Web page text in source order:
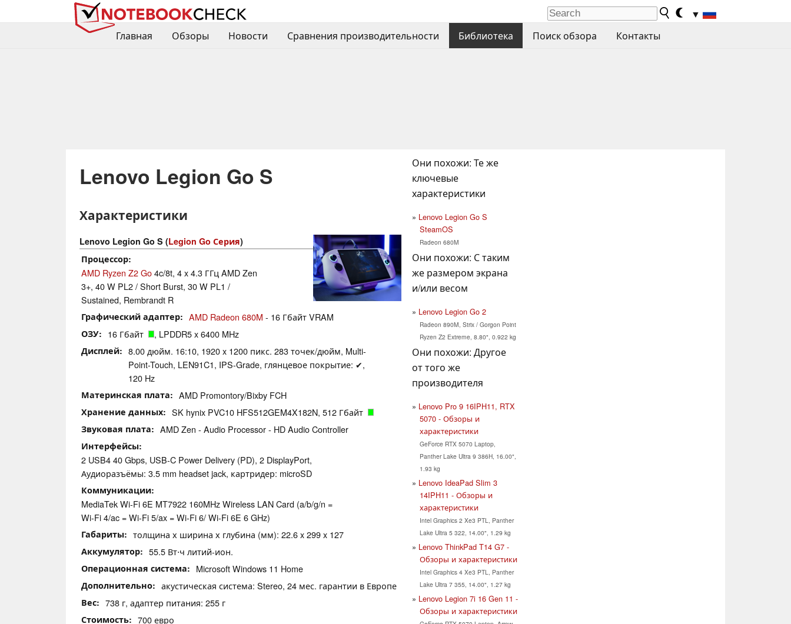
▼
Главная
Обзоры Новости Сравнения производительности Библиотека Поиск обзора Контакты
Lenovo Legion Go S
Характеристики
Lenovo Legion Go S (Legion Go Серия)
Процессор
AMD Ryzen Z2 Go4c/8t, 4 x 4.3 ГГц AMD Zen
3+, 40 W PL2 / Short Burst, 30 W PL1 /
Sustained, Rembrandt R
Графический адаптер AMD Radeon 680M - 16 Гбайт VRAM
ОЗУ 16 Гбайт , LPDDR5 x 6400 MHz
Дисплей
8.00 дюйм. 16:10, 1920 x 1200 пикс. 283 точек/дюйм, Multi-
Point-Touch, LEN91C1, IPS-Grade, глянцевое покрытие: ✔,
120 Hz
Материнская плата AMD Promontory/Bixby FCH
Хранение данных SK hynix PVC10 HFS512GEM4X182N, 512 Гбайт
Звуковая плата AMD Zen - Audio Processor - HD Audio Controller
Интерфейсы
2 USB4 40 Gbps, USB-C Power Delivery (PD), 2 DisplayPort,
Аудиоразъёмы: 3.5 mm headset jack, картридер: microSD
Коммуникации
MediaTek Wi-Fi 6E MT7922 160MHz Wireless LAN Card (a/b/g/n =
Wi-Fi 4/ac = Wi-Fi 5/ax = Wi-Fi 6/ Wi-Fi 6E 6 GHz)
Габариты толщина х ширина х глубина (мм): 22.6 x 299 x 127
Аккумулятор 55.5 Вт⋅ч литий-ион.
Операционная система Microsoft Windows 11 Home
Дополнительно акустическая система: Stereo, 24 мес. гарантии в Европе
Вес 738 г, адаптер питания: 255 г
Стоимость 700 евро
Они похожи: Те же
ключевые
характеристики
Lenovo Legion Go S
SteamOS
Radeon 680M
Они похожи: С таким
же размером экрана
и/или весом
Lenovo Legion Go 2
Radeon 890M, Strix / Gorgon Point
Ryzen Z2 Extreme, 8.80", 0.922 kg
Они похожи: Другое
от того же
производителя
Lenovo Pro 9 16IPH11, RTX
5070 - Обзоры и
характеристики
GeForce RTX 5070 Laptop,
Panther Lake Ultra 9 386H, 16.00",
1.93 kg
Lenovo IdeaPad Slim 3
14IPH11 - Обзоры и
характеристики
Intel Graphics 2 Xe3 PTL, Panther
Lake Ultra 5 322, 14.00", 1.29 kg
Lenovo ThinkPad T14 G7 -
Обзоры и характеристики
Intel Graphics 4 Xe3 PTL, Panther
Lake Ultra 7 355, 14.00", 1.27 kg
Lenovo Legion 7i 16 Gen 11 -
Обзоры и характеристики